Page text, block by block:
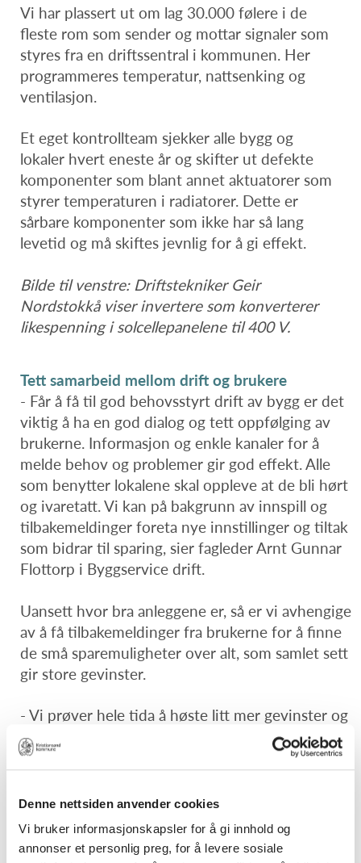
Denne nettsiden anvender cookies
Vi bruker informasjonskapsler for å gi innhold og
annonser et personlig preg, for å levere sosiale
Vi har plassert ut om lag 30.000 følere i de
fleste rom som sender og mottar signaler som
styres fra en driftssentral i kommunen. Her
programmeres temperatur, nattsenking og
ventilasjon.
Et eget kontrollteam sjekker alle bygg og
lokaler hvert eneste år og skifter ut defekte
komponenter som blant annet aktuatorer som
styrer temperaturen i radiatorer. Dette er
sårbare komponenter som ikke har så lang
levetid og må skiftes jevnlig for å gi effekt.
Bilde til venstre: Driftstekniker Geir
Nordstokkå viser invertere som konverterer
likespenning i solcellepanelene til 400 V.
Tett samarbeid mellom drift og brukere
- Får å få til god behovsstyrt drift av bygg er det
viktig å ha en god dialog og tett oppfølging av
brukerne. Informasjon og enkle kanaler for å
melde behov og problemer gir god effekt. Alle
som benytter lokalene skal oppleve at de bli hørt
og ivaretatt. Vi kan på bakgrunn av innspill og
tilbakemeldinger foreta nye innstillinger og tiltak
som bidrar til sparing, sier fagleder Arnt Gunnar
Flottorp i Byggservice drift.
Uansett hvor bra anleggene er, så er vi avhengige
av å få tilbakemeldinger fra brukerne for å finne
de små sparemuligheter over alt, som samlet sett
gir store gevinster.
- Vi prøver hele tida å høste litt mer gevinster og
redusere energiforbruket, sier Flottorp, som også
oppfordrer brukerne til å kle seg etter
senkes med et par grader i alle kommunale bygg
- unntatt i helsebygg.